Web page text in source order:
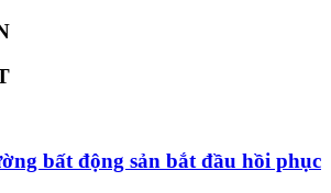
bất động sản bắt đầu hồi phục